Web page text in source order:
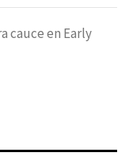
cauce en Early